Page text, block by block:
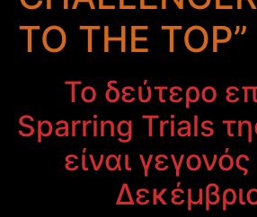
TO THE TOP”
To δεύτερο
Sparring Trials
είναι